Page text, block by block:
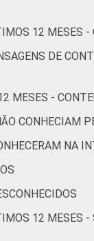
7
12
Pesquisa
de
12 MESES -
DE
MESES -
CONHECIAM
NA
12 MESES -